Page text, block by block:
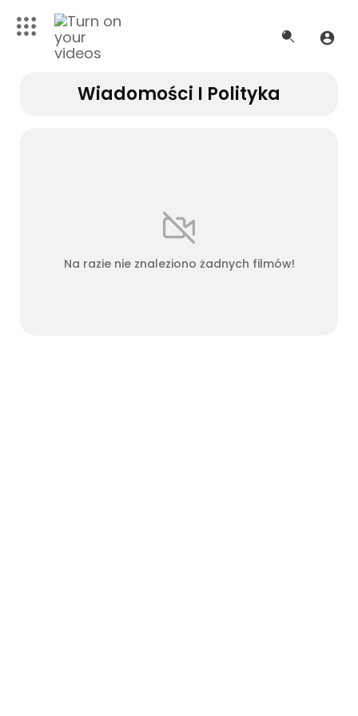
Wiadomości I Polityka
Na razie nie znaleziono żadnych filmów!